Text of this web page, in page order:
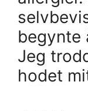
begynte
Jeg
hodet